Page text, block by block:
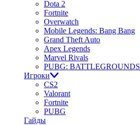
Dota 2
Fortnite
Overwatch
Mobile Legends: Bang Bang
Grand Theft Auto
Apex Legends
Marvel Rivals
PUBG: BATTLEGROUNDS
Игроки
CS2
Valorant
Fortnite
PUBG
Гайды